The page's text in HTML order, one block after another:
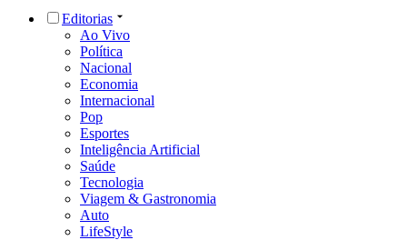
Editorias
Ao Vivo
Política
Nacional
Economia
Internacional
Pop
Esportes
Inteligência Artificial
Saúde
Tecnologia
Viagem & Gastronomia
Auto
LifeStyle